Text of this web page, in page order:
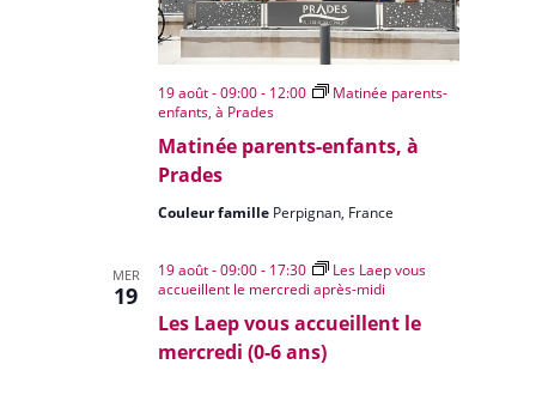
Matinée parents-enfants, à
Prades
19 août - 09:00- 12:00
Matinée parents-
enfants, à Prades
Couleur famille Perpignan, France
MER
19
Les Laep vous accueillent le
mercredi (0-6 ans)
19 août - 09:00- 17:30
Les Laep vous
accueillent le mercredi après-midi